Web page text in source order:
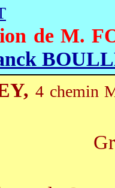
de M.
4 chemin